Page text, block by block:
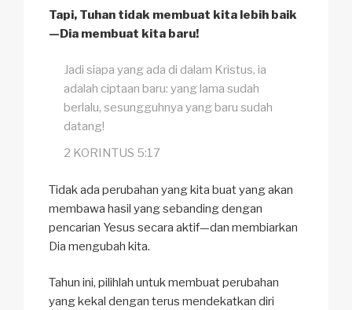
Tapi, Tuhan tidak membuat kita lebih baik
—Dia membuat kita baru!
Jadi siapa yang ada di dalam Kristus, ia
adalah ciptaan baru: yang lama sudah
berlalu, sesungguhnya yang baru sudah
datang!
2 KORINTUS 5:17
Tidak ada perubahan yang kita buat yang akan
membawa hasil yang sebanding dengan
pencarian Yesus secara aktif—dan membiarkan
Dia mengubah kita.
Tahun ini, pilihlah untuk membuat perubahan
yang kekal dengan terus mendekatkan diri